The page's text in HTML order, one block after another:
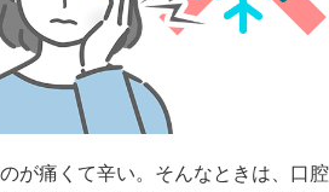
が痛くて辛い。そんなときは、口腔